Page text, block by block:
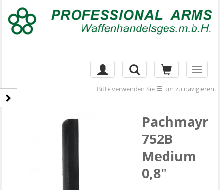
Bitte verwenden Sie um zu navigieren.
Pachmayr
752B
Medium
0,8"